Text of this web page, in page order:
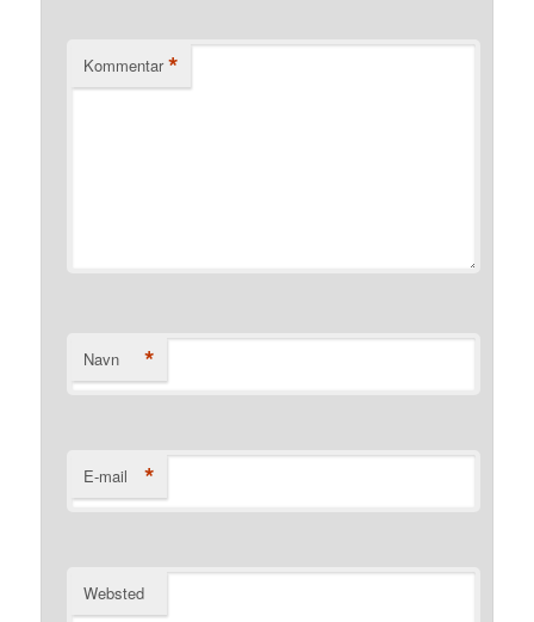
Kommentar *
Navn *
E-mail *
Websted